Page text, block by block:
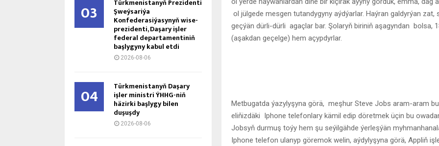
ol jülgede mesgen tutandygyny aýdýarlar. Haýran galdyrýan
geçýän dürli-dürli agaçlar bar. Şolaryň biriniň aşagyndan bolsa,
(aşakdan geçelge) hem açypdyrlar.
Metbugatda ýazylyşyna görä, meşhur Steve Jobs aram-aram
eliňizdäki Iphone telefonlary kämil edip döretmek üçin bu
Jobsyň durmuş toýy hem şu seýilgähde ýerleşýän
Iphone telefon ulanyp göremok welin, aýdylyşyna görä, Appliň
03 Türkmenistanyň Prezidenti
Şweýsariýa
Konfederasiýasynyň wise-
prezidenti, Daşary işler
federal departamentiniň
başlygyny kabul etdi
2026-08-06
04 Türkmenistanyň Daşary
işler ministri ÝHHG-niň
häzirki başlygy bilen
duşuşdy
2026-08-06